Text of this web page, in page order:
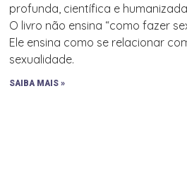
profunda, científica e
O livro não ensina “como fazer
Ele ensina como se relacionar
sexualidade.
SAIBA MAIS »